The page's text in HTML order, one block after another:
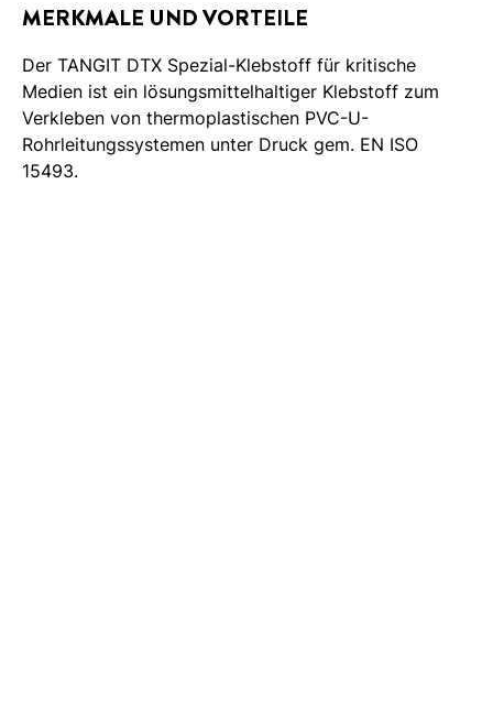
MERKMALE UND VORTEILE
Der TANGIT DTX Spezial-Klebstoff für kritische
Medien ist ein lösungsmittelhaltiger Klebstoff zum
Verkleben von thermoplastischen PVC-U-
Rohrleitungssystemen unter Druck gem. EN ISO
15493.